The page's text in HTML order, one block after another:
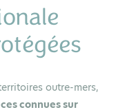
outre-mers,
connues sur